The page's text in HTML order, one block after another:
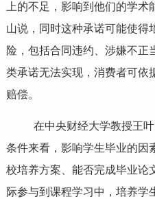
上的不足，影响到他们的学术
山说，同时这种承诺可能使得
险，包括合同违约、涉嫌不正
类承诺无法实现，消费者可依
赔偿。
在中央财经大学教授王叶
条件来看，影响学生毕业的因
校培养方案、能否完成毕业论
际参与到课程学习中，培养学